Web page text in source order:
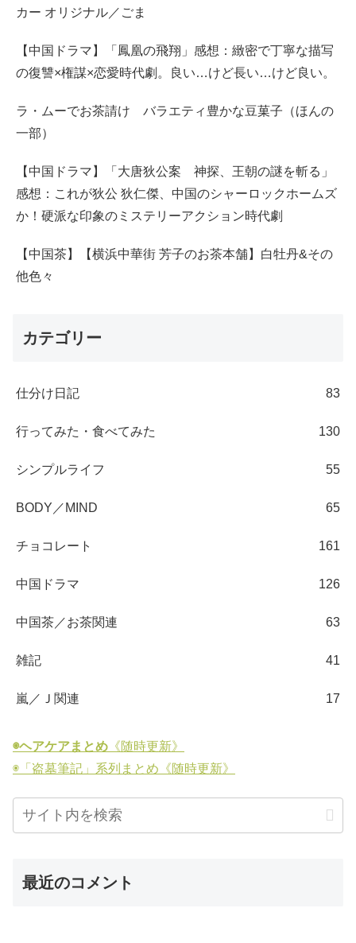
カー オリジナル／ごま
【中国ドラマ】「鳳凰の飛翔」感想：緻密で丁寧な描写
の復讐×権謀×恋愛時代劇。良い…けど長い…けど良い。
ラ・ムーでお茶請け バラエティ豊かな豆菓子（ほんの
一部）
【中国ドラマ】「大唐狄公案 神探、王朝の謎を斬る」
感想：これが狄公 狄仁傑、中国のシャーロックホームズ
か！硬派な印象のミステリーアクション時代劇
【中国茶】【横浜中華街 芳子のお茶本舗】白牡丹&その
他色々
カテゴリー
仕分け日記 83
行ってみた・食べてみた 130
シンプルライフ 55
BODY／MIND 65
チョコレート 161
中国ドラマ 126
中国茶／お茶関連 63
雑記 41
嵐／Ｊ関連 17
◉ヘアケアまとめ 《随時更新》
◉「盗墓筆記」系列まとめ《随時更新》
最近のコメント